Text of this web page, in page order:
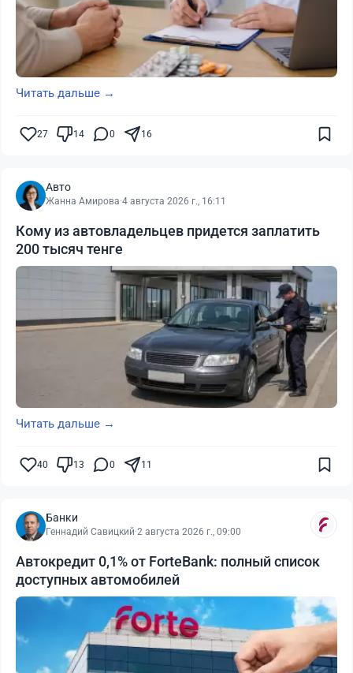
Читать дальше →
27 14 0 16
Авто
Жанна Амирова·4 августа 2026 г., 16:11
Кому из автовладельцев придется заплатить
200 тысяч тенге
Читать дальше →
40 13 0 11
Банки
Геннадий Савицкий·2 августа 2026 г., 09:00
Автокредит 0,1% от ForteBank: полный список
доступных автомобилей